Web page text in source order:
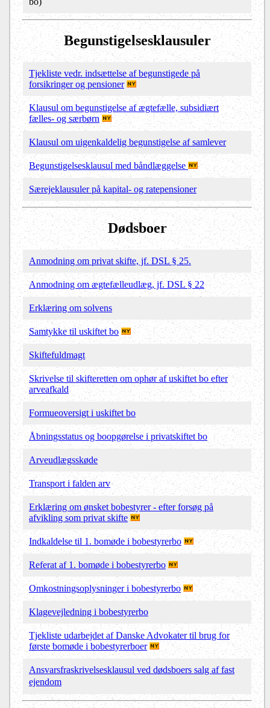
Begunstigelsesklausuler
Tjekliste vedr. indsættelse af begunstigede på
forsikringer og pensioner
Klausul om begunstigelse af ægtefælle, subsidiært
fælles- og særbørn
Klausul om uigenkaldelig begunstigelse af samlever
Begunstigelsesklausul med båndlæggelse
Særejeklausuler på kapital- og ratepensioner
Dødsboer
Anmodning om privat skifte, jf. DSL § 25.
Anmodning om ægtefælleudlæg, jf. DSL § 22
Erklæring om solvens
Samtykke til uskiftet bo
Skiftefuldmagt
Skrivelse til skifteretten om ophør af uskiftet bo efter
arveafkald
Formueoversigt i uskiftet bo
Åbningsstatus og boopgørelse i privatskiftet bo
Arveudlægsskøde
Transport i falden arv
Erklæring om ønsket bobestyrer - efter forsøg på
afvikling som privat skifte
Indkaldelse til 1. bomøde i bobestyrerbo
Referat af 1. bomøde i bobestyrerbo
Omkostningsoplysninger i bobestyrerbo
Klagevejledning i bobestyrerbo
Tjekliste udarbejdet af Danske Advokater til brug for
første bomøde i bobestyrerboer
Ansvarsfraskrivelsesklausul ved dødsboers salg af fast
ejendom